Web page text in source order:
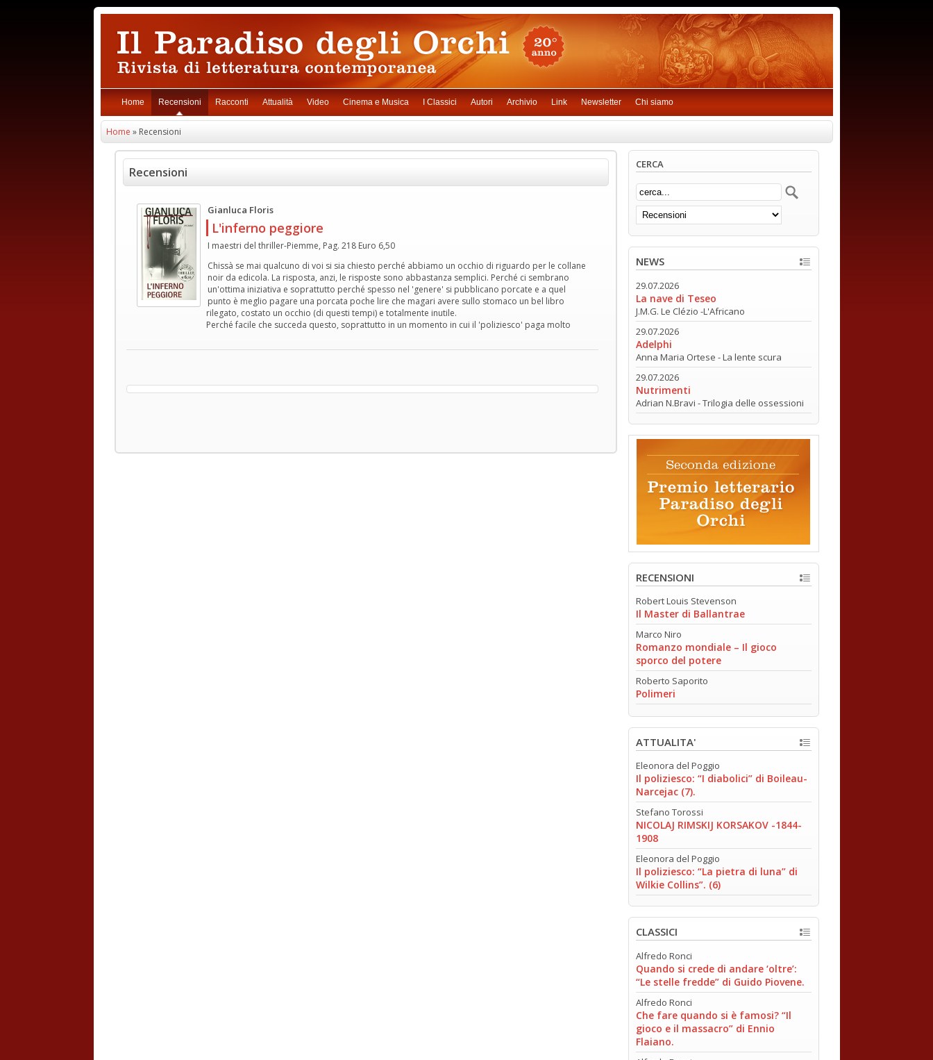
Home Recensioni Racconti Attualità Video Cinema e Musica I Classici Autori Archivio Link Newsletter Chi siamo
Home » Recensioni
Recensioni
Gianluca Floris
L'inferno peggiore
I maestri del thriller-Piemme, Pag. 218 Euro 6,50
Chissà se mai qualcuno di voi si sia chiesto perché abbiamo un occhio di riguardo per le collane
noir da edicola. La risposta, anzi, le risposte sono abbastanza semplici. Perché ci sembrano
un'ottima iniziativa e soprattutto perché spesso nel 'genere' si pubblicano porcate e a quel
punto è meglio pagare una porcata poche lire che magari avere sullo stomaco un bel libro
rilegato, costato un occhio (di questi tempi) e totalmente inutile.
Perché facile che succeda questo, soprattutto in un momento in cui il 'poliziesco' paga molto
CERCA
NEWS
29.07.2026
La nave di Teseo
J.M.G. Le Clézio -L'Africano
29.07.2026
Adelphi
Anna Maria Ortese - La lente scura
29.07.2026
Nutrimenti
Adrian N.Bravi - Trilogia delle ossessioni
RECENSIONI
Robert Louis Stevenson
Il Master di Ballantrae
Marco Niro
Romanzo mondiale – Il gioco
sporco del potere
Roberto Saporito
Polimeri
ATTUALITA'
Eleonora del Poggio
Il poliziesco: “I diabolici” di Boileau-
Narcejac (7).
Stefano Torossi
NICOLAJ RIMSKIJ KORSAKOV -1844-
1908
Eleonora del Poggio
Il poliziesco: “La pietra di luna” di
Wilkie Collins”. (6)
CLASSICI
Alfredo Ronci
Quando si crede di andare ‘oltre’:
“Le stelle fredde” di Guido Piovene.
Alfredo Ronci
Che fare quando si è famosi? “Il
gioco e il massacro” di Ennio
Flaiano.